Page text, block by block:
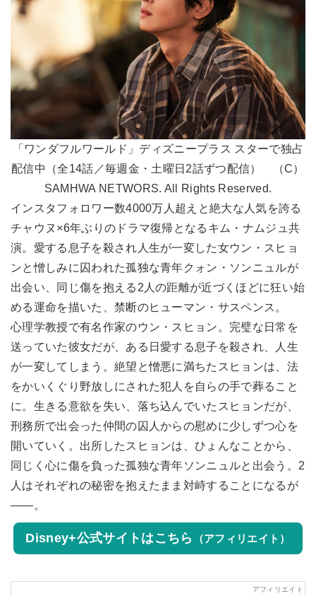
「ワンダフルワールド」ディズニープラス スターで独占
配信中（全14話／毎週金・土曜日2話ずつ配信） （C）
SAMHWA NETWORS. All Rights Reserved.
インスタフォロワー数4000万人超えと絶大な人気を誇る
チャウヌ×6年ぶりのドラマ復帰となるキム・ナムジュ共
演。愛する息子を殺され人生が一変した女ウン・スヒョ
ンと憎しみに囚われた孤独な青年クォン・ソンニュルが
出会い、同じ傷を抱える2人の距離が近づくほどに狂い始
める運命を描いた、禁断のヒューマン・サスペンス。
心理学教授で有名作家のウン・スヒョン。完璧な日常を
送っていた彼女だが、ある日愛する息子を殺され、人生
が一変してしまう。絶望と憎悪に満ちたスヒョンは、法
をかいくぐり野放しにされた犯人を自らの手で葬ること
に。生きる意欲を失い、落ち込んでいたスヒョンだが、
刑務所で出会った仲間の囚人からの慰めに少しずつ心を
開いていく。出所したスヒョンは、ひょんなことから、
同じく心に傷を負った孤独な青年ソンニュルと出会う。2
人はそれぞれの秘密を抱えたまま対峙することになるが
――。
Disney+公式サイトはこちら （アフィリエイト）